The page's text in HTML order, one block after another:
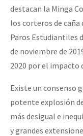
destacan la Minga
los corteros de caña
Paros Estudiantiles
de noviembre de
2020 por el impacto
Existe un consenso
potente explosión
más desigual e
y grandes